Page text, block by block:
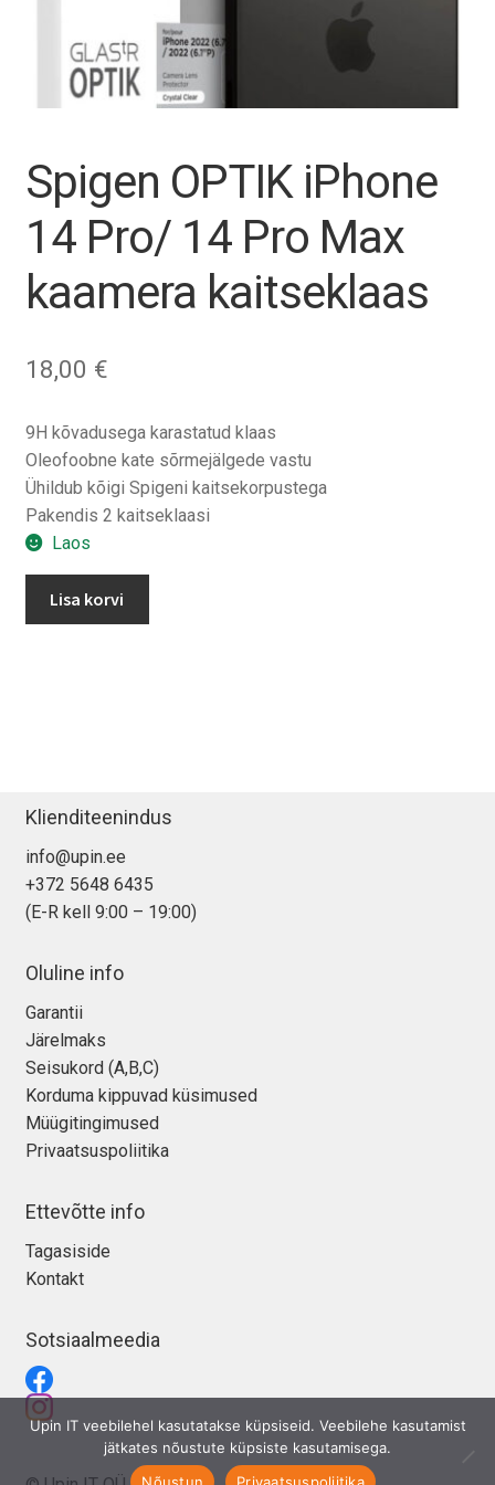
Hooldus
Ostukorv
Spigen OPTIK iPhone
14 Pro/ 14 Pro Max
kaamera kaitseklaas
18,00 €
9H kõvadusega karastatud klaas
Oleofoobne kate sõrmejälgede vastu
Ühildub kõigi Spigeni kaitsekorpustega
Pakendis 2 kaitseklaasi
Laos
kaamera
kogus
Lisa korvi
Klienditeenindus
info@upin.ee
+372 5648 6435
(E-R kell 9:00 – 19:00)
Oluline info
Garantii
Järelmaks
Seisukord (A,B,C)
Korduma kippuvad küsimused
Müügitingimused
Privaatsuspoliitika
Ettevõtte info
Tagasiside
Kontakt
Sotsiaalmeedia
Upin IT veebilehel kasutatakse küpsiseid. Veebilehe kasutamist
jätkates nõustute küpsiste kasutamisega.
Nõustun
Privaatsuspoliitika